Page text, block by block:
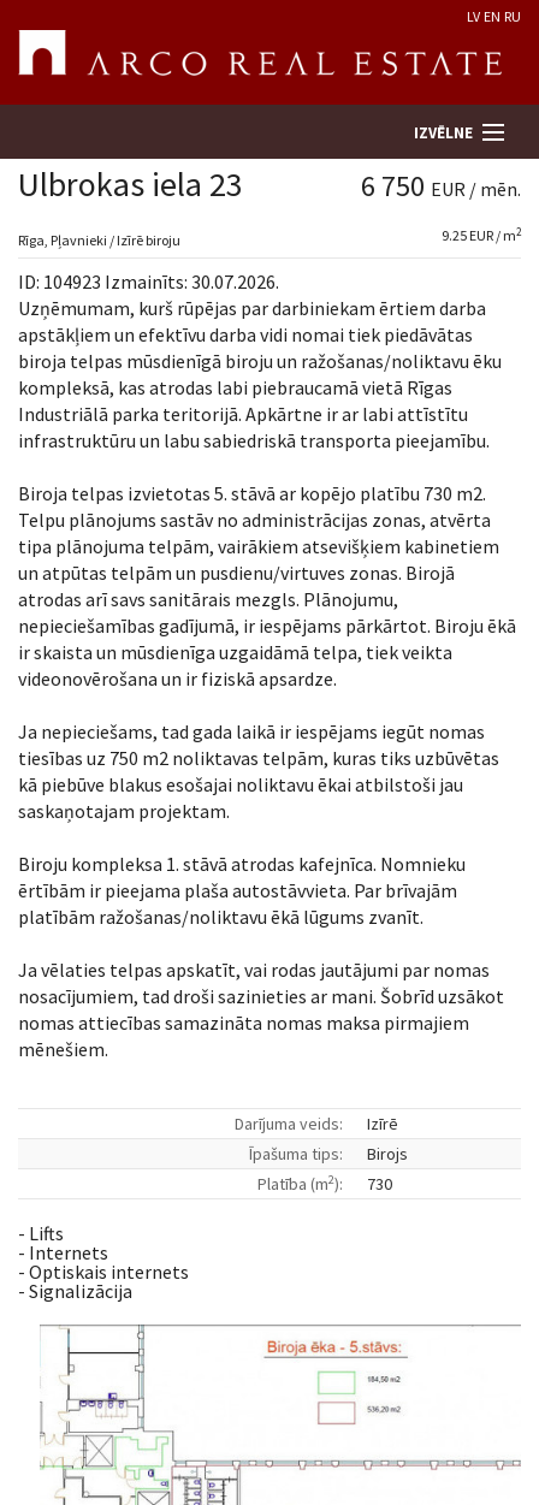
LV EN RU
IZVĒLNE
Meklēt īpašumu
Novērtēt īpašumu
Uzņēmums
Pakalpojumi
Kontakti
Ulbrokas iela 23 6 750 EUR / mēn.
Rīga, Pļavnieki / Izīrē biroju 9.25 EUR / m2
ID: 104923 Izmainīts: 30.07.2026.
Uzņēmumam, kurš rūpējas par darbiniekam ērtiem darba
apstākļiem un efektīvu darba vidi nomai tiek piedāvātas
biroja telpas mūsdienīgā biroju un ražošanas/noliktavu ēku
kompleksā, kas atrodas labi piebraucamā vietā Rīgas
Industriālā parka teritorijā. Apkārtne ir ar labi attīstītu
infrastruktūru un labu sabiedriskā transporta pieejamību.
Biroja telpas izvietotas 5. stāvā ar kopējo platību 730 m2.
Telpu plānojums sastāv no administrācijas zonas, atvērta
tipa plānojuma telpām, vairākiem atsevišķiem kabinetiem
un atpūtas telpām un pusdienu/virtuves zonas. Birojā
atrodas arī savs sanitārais mezgls. Plānojumu,
nepieciešamības gadījumā, ir iespējams pārkārtot. Biroju ēkā
ir skaista un mūsdienīga uzgaidāmā telpa, tiek veikta
videonovērošana un ir fiziskā apsardze.
Ja nepieciešams, tad gada laikā ir iespējams iegūt nomas
tiesības uz 750 m2 noliktavas telpām, kuras tiks uzbūvētas
kā piebūve blakus esošajai noliktavu ēkai atbilstoši jau
saskaņotajam projektam.
Biroju kompleksa 1. stāvā atrodas kafejnīca. Nomnieku
ērtībām ir pieejama plaša autostāvvieta. Par brīvajām
platībām ražošanas/noliktavu ēkā lūgums zvanīt.
Ja vēlaties telpas apskatīt, vai rodas jautājumi par nomas
nosacījumiem, tad droši sazinieties ar mani. Šobrīd uzsākot
nomas attiecības samazināta nomas maksa pirmajiem
mēnešiem.
Darījuma veids:
Izīrē
Īpašuma tips:
Birojs
Platība (m2): 730
- Lifts
- Internets
- Optiskais internets
- Signalizācija